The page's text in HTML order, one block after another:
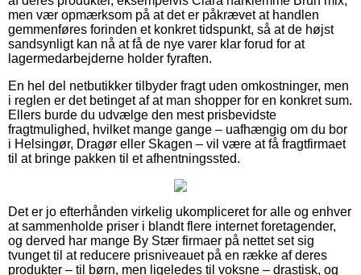
men vær opmærksom på at det er påkrævet at handlen
gemmenføres forinden et konkret tidspunkt, så at de højst
sandsynligt kan nå at få de nye varer klar forud for at
lagermedarbejderne holder fyraften.
En hel del netbutikker tilbyder fragt uden omkostninger, men
i reglen er det betinget af at man shopper for en konkret sum.
Ellers burde du udvælge den mest prisbevidste
fragtmulighed, hvilket mange gange – uafhængig om du bor
i Helsingør, Dragør eller Skagen – vil være at få fragtfirmaet
til at bringe pakken til et afhentningssted.
Det er jo efterhånden virkelig ukompliceret for alle og enhver
at sammenholde priser i blandt flere internet foretagender,
og derved har mange By Stær firmaer på nettet set sig
tvunget til at reducere prisniveauet på en række af deres
produkter – til børn, men ligeledes til voksne – drastisk, og